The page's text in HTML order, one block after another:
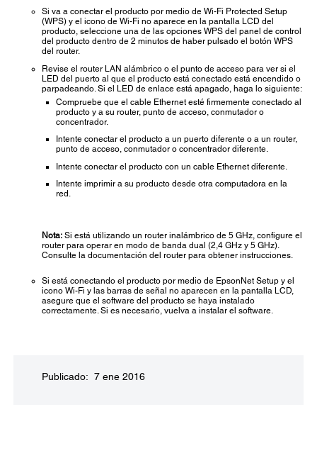
Si va a conectar el producto por medio de Wi-Fi Protected Setup
(WPS) y el icono de Wi-Fi no aparece en la pantalla LCD del
producto, seleccione una de las opciones WPS del panel de control
del producto dentro de 2 minutos de haber pulsado el botón WPS
del router.
Revise el router LAN alámbrico o el punto de acceso para ver si el
LED del puerto al que el producto está conectado está encendido o
parpadeando. Si el LED de enlace está apagado, haga lo siguiente:
Compruebe que el cable Ethernet esté firmemente conectado al
producto y a su router, punto de acceso, conmutador o
concentrador.
Intente conectar el producto a un puerto diferente o a un router,
punto de acceso, conmutador o concentrador diferente.
Intente conectar el producto con un cable Ethernet diferente.
Intente imprimir a su producto desde otra computadora en la
red.
Nota: Si está utilizando un router inalámbrico de 5 GHz, configure el
router para operar en modo de banda dual (2,4 GHz y 5 GHz).
Consulte la documentación del router para obtener instrucciones.
Si está conectando el producto por medio de EpsonNet Setup y el
icono Wi-Fi y las barras de señal no aparecen en la pantalla LCD,
asegure que el software del producto se haya instalado
correctamente. Si es necesario, vuelva a instalar el software.
Publicado: 7 ene 2016